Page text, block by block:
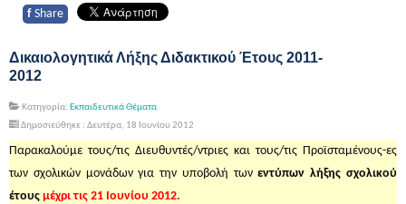
f Share
Δικαιολογητικά Λήξης Διδακτικού Έτους 2011-
2012
Κατηγορία: Εκπαιδευτικά Θέματα
Δημοσιεύθηκε : Δευτέρα, 18 Ιουνίου 2012
Παρακαλούμε τους/τις Διευθυντές/ντριες και τους/τις Προϊσταμένους-ες
των σχολικών μονάδων για την υποβολή τωνεντύπων λήξης σχολικού
έτους μέχρι τις 21 Ιουνίου 2012.